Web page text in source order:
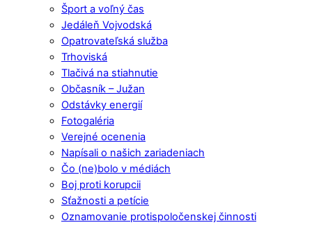
Šport a voľný čas
Jedáleň Vojvodská
Opatrovateľská služba
Trhoviská
Tlačivá na stiahnutie
Občasník – Južan
Odstávky energií
Fotogaléria
Verejné ocenenia
Napísali o našich zariadeniach
Čo (ne)bolo v médiách
Boj proti korupcii
Sťažnosti a petície
Oznamovanie protispoločenskej činnosti